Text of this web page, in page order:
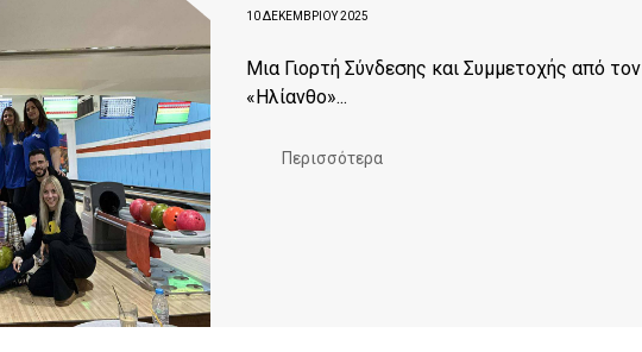
10 ΔΕΚΕΜΒΡΊΟΥ 2025
Μια Γιορτή Σύνδεσης και Συμμετοχής από τον
«Ηλίανθο»...
Περισσότερα